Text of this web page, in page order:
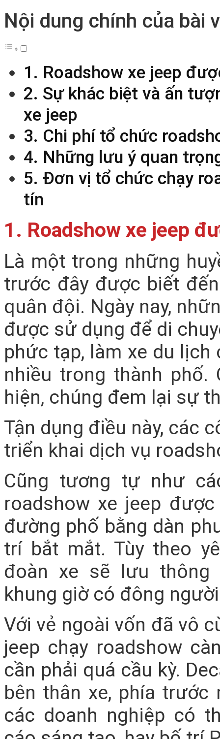
Nội dung chính của bài
1. Roadshow xe jeep
2. Sự khác biệt và ấn
xe jeep
3. Chi phí tổ chức
4. Những lưu ý quan
5. Đơn vị tổ chức chạy
tín
1. Roadshow xe jeep
Là một trong những
trước đây được biết
quân đội. Ngày nay,
được sử dụng để di
phức tạp, làm xe du
nhiều trong thành
hiện, chúng đem lại sự
Tận dụng điều này, các
triển khai dịch vụ
Cũng tương tự như
roadshow xe jeep
đường phố bằng dàn
trí bắt mắt. Tùy theo
đoàn xe sẽ lưu thông
khung giờ có đông
Với vẻ ngoài vốn đã vô
jeep chạy roadshow
cần phải quá cầu kỳ.
bên thân xe, phía
các doanh nghiệp có